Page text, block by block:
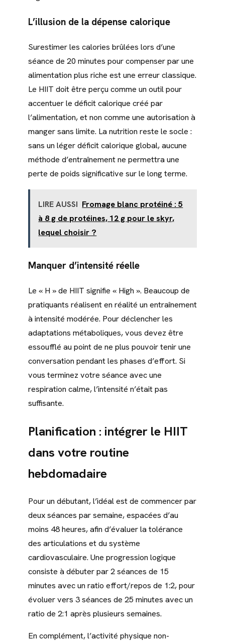
L’illusion de la dépense calorique
Surestimer les calories brûlées lors d’une
séance de 20 minutes pour compenser par une
alimentation plus riche est une erreur classique.
Le HIIT doit être perçu comme un outil pour
accentuer le déficit calorique créé par
l’alimentation, et non comme une autorisation à
manger sans limite. La nutrition reste le socle :
sans un léger déficit calorique global, aucune
méthode d’entraînement ne permettra une
perte de poids significative sur le long terme.
LIRE AUSSI Fromage blanc protéiné : 5
à 8 g de protéines, 12 g pour le skyr,
lequel choisir ?
Manquer d’intensité réelle
Le « H » de HIIT signifie « High ». Beaucoup de
pratiquants réalisent en réalité un entraînement
à intensité modérée. Pour déclencher les
adaptations métaboliques, vous devez être
essoufflé au point de ne plus pouvoir tenir une
conversation pendant les phases d’effort. Si
vous terminez votre séance avec une
respiration calme, l’intensité n’était pas
suffisante.
Planification : intégrer le HIIT
dans votre routine
hebdomadaire
Pour un débutant, l’idéal est de commencer par
deux séances par semaine, espacées d’au
moins 48 heures, afin d’évaluer la tolérance
des articulations et du système
cardiovasculaire. Une progression logique
consiste à débuter par 2 séances de 15
minutes avec un ratio effort/repos de 1:2, pour
évoluer vers 3 séances de 25 minutes avec un
ratio de 2:1 après plusieurs semaines.
En complément, l’activité physique non-